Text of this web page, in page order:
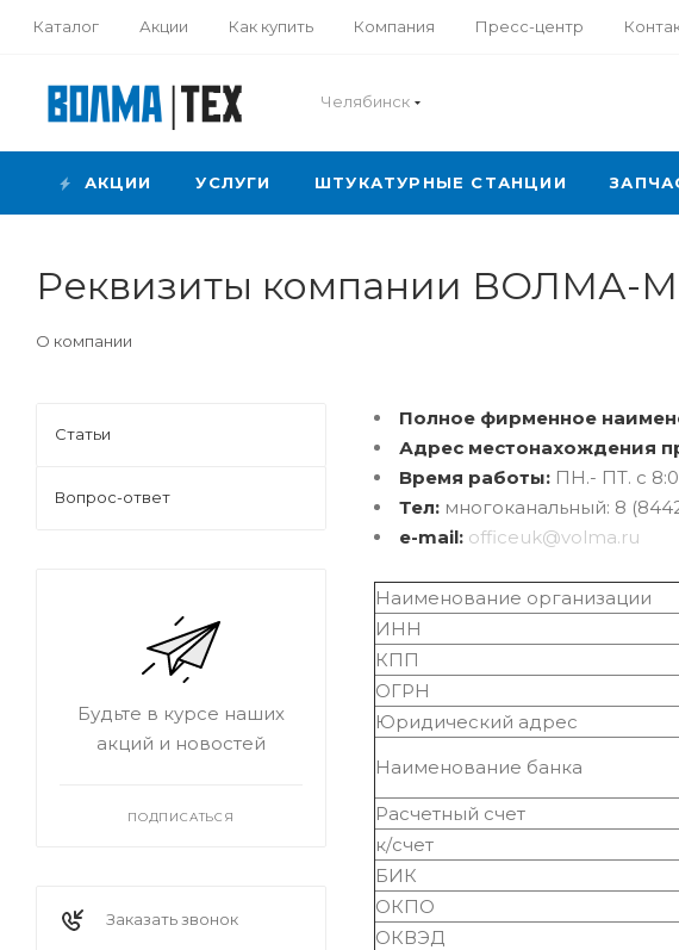
Каталог Акции Как купить Компания Пресс-центр
Челябинск
АКЦИИ УСЛУГИ ШТУКАТУРНЫЕ СТАНЦИИ
Реквизиты компании ВОЛМА-
О компании
Полное фирменное
Адрес местонахождения
Время работы: ПН.- ПТ. с
Тел: многоканальный: 8
e-mail: officeuk@volma.ru
Наименование организации
ИНН
КПП
ОГРН
Юридический адрес
Наименование банка
Расчетный счет
к/cчет
БИК
ОКПО
ОКВЭД
Статьи
Вопрос-ответ
Будьте в курсе наших
акций и новостей
ПОДПИСАТЬСЯ
Заказать звонок